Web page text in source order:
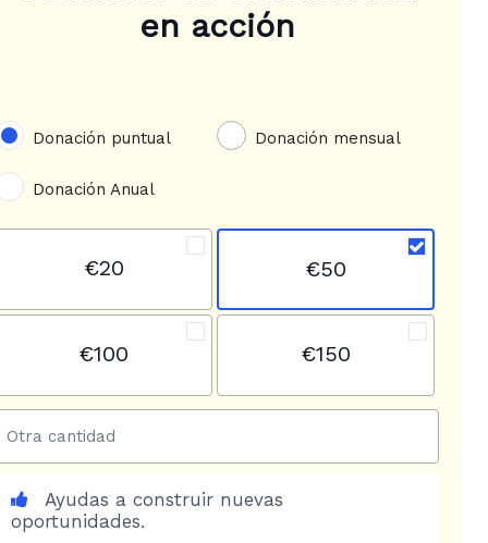
en acción
Donación puntual Donación mensual
Donación Anual
€20 €50
€100 €150
Ayudas a construir nuevas
oportunidades.